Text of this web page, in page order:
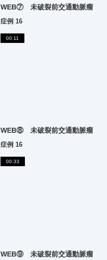
WEB⑦ 未破裂前交通動脈瘤
症例 16
00:11
WEB⑧ 未破裂前交通動脈瘤
症例 16
00:33
WEB⑨ 未破裂前交通動脈瘤